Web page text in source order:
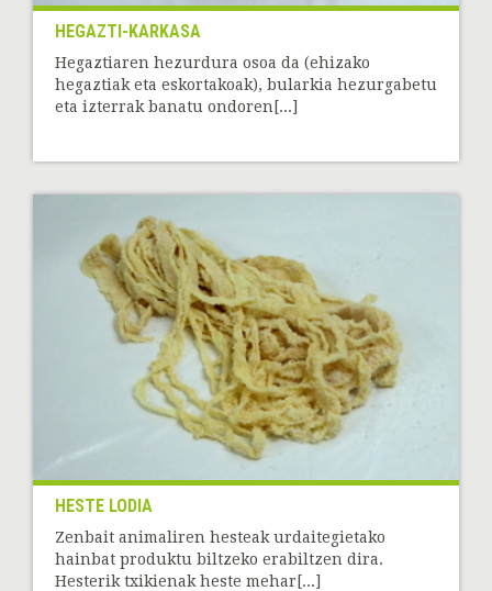
HEGAZTI-KARKASA
Hegaztiaren hezurdura osoa da (ehizako
hegaztiak eta eskortakoak), bularkia hezurgabetu
eta izterrak banatu ondoren[...]
HESTE LODIA
Zenbait animaliren hesteak urdaitegietako
hainbat produktu biltzeko erabiltzen dira.
Hesterik txikienak heste mehar[...]